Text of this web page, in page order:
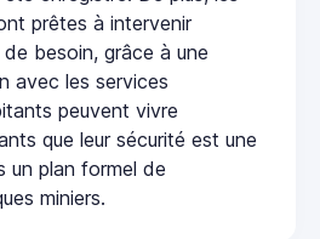
prêtes à intervenir
besoin, grâce à une
avec les services
peuvent vivre
que leur sécurité est une
un plan formel de
miniers.